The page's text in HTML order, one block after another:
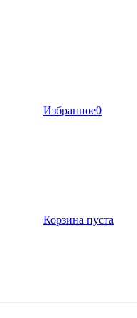
Избранное0
Корзина пуста